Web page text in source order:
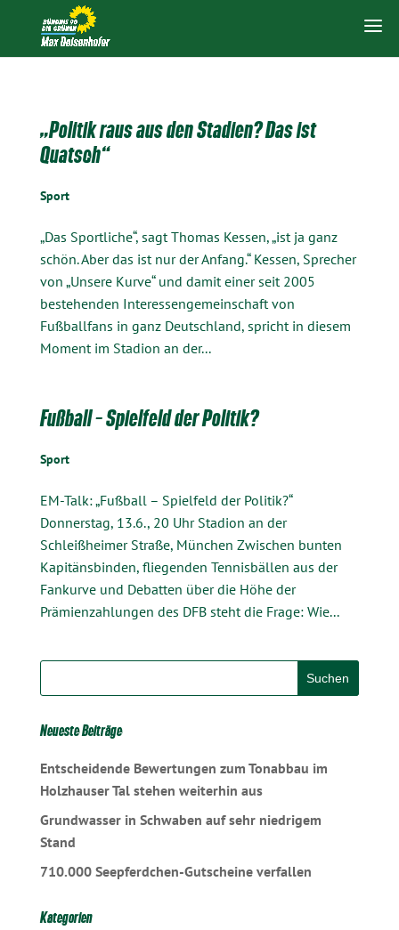
„Politik raus aus den Stadien? Das ist
Quatsch“
Sport
„Das Sportliche“, sagt Thomas Kessen, „ist ja ganz
schön. Aber das ist nur der Anfang.“ Kessen, Sprecher
von „Unsere Kurve“ und damit einer seit 2005
bestehenden Interessengemeinschaft von
Fußballfans in ganz Deutschland, spricht in diesem
Moment im Stadion an der...
Fußball – Spielfeld der Politik?
Sport
EM-Talk: „Fußball – Spielfeld der Politik?“
Donnerstag, 13.6., 20 Uhr Stadion an der
Schleißheimer Straße, München Zwischen bunten
Kapitänsbinden, fliegenden Tennisbällen aus der
Fankurve und Debatten über die Höhe der
Prämienzahlungen des DFB steht die Frage: Wie...
Neueste Beiträge
Entscheidende Bewertungen zum Tonabbau im
Holzhauser Tal stehen weiterhin aus
Grundwasser in Schwaben auf sehr niedrigem
Stand
710.000 Seepferdchen-Gutscheine verfallen
Kategorien